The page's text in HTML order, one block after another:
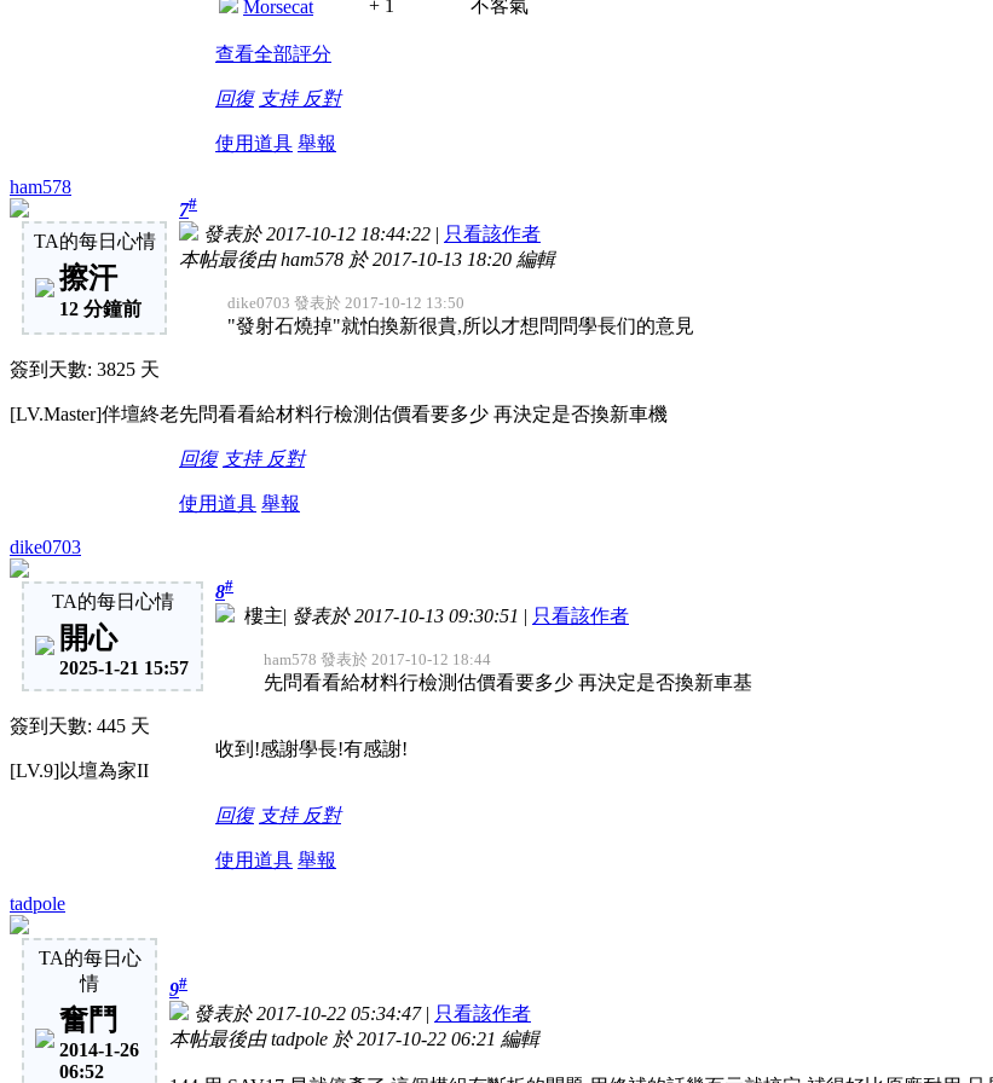
Morsecat
+ 1 不客氣
查看全部評分
回復 支持 反對
使用道具 舉報
ham578
TA的每日心情
擦汗
12 分鐘前
簽到天數: 3825 天
[LV.Master]伴壇終老
7#
發表於 2017-10-12 18:44:22 | 只看該作者
本帖最後由 ham578 於 2017-10-13 18:20 編輯
dike0703 發表於 2017-10-12 13:50
"發射石燒掉"就怕換新很貴,所以才想問問學長们的意見
先問看看給材料行檢測估價看要多少 再決定是否換新車機
回復 支持 反對
使用道具 舉報
dike0703
TA的每日心情
開心
2025-1-21 15:57
簽到天數: 445 天
[LV.9]以壇為家II
8#
樓主| 發表於 2017-10-13 09:30:51 | 只看該作者
ham578 發表於 2017-10-12 18:44
先問看看給材料行檢測估價看要多少 再決定是否換新車基
收到!感謝學長!有感謝!
回復 支持 反對
使用道具 舉報
tadpole
TA的每日心
情
奮鬥
2014-1-26
06:52
9#
發表於 2017-10-22 05:34:47 | 只看該作者
本帖最後由 tadpole 於 2017-10-22 06:21 編輯